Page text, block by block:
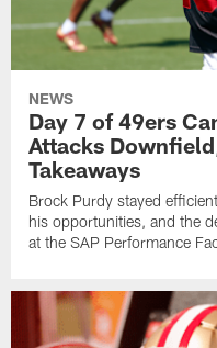
NEWS
Day 7 of 49ers
Attacks
Takeaways
Brock Purdy stayed
his opportunities, and the
at the SAP Performance